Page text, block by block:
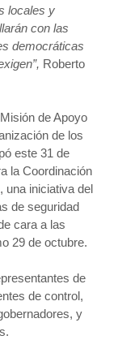
locales y
con las
democráticas
Roberto
de Apoyo
de los
este 31 de
la Coordinación
, una iniciativa del
de seguridad
cara a las
29 de octubre.
de
de control,
y